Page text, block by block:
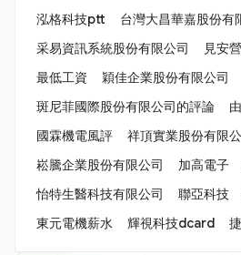
泓格科技ptt
台灣大昌華嘉股份有
采易資訊系統股份有限公司
見安
最低工資
穎佳企業股份有限公司
斑尼菲國際股份有限公司的評論
國霖機電風評
祥頂實業股份有限
崧騰企業股份有限公司
加高電子
怡特生醫科技有限公司
聯亞科技
東元電機薪水
輝視科技dcard